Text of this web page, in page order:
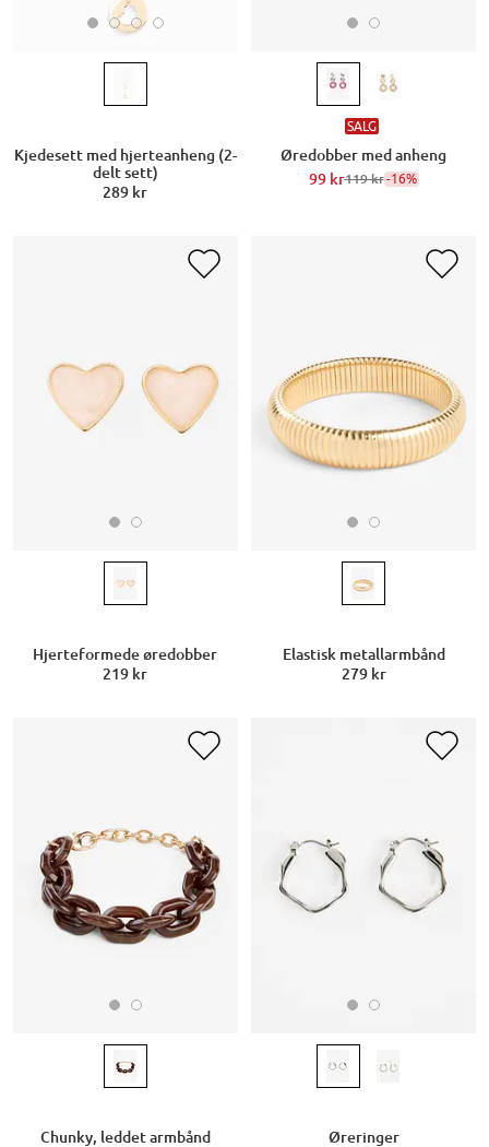
Kjedesett med hjerteanheng (2-
delt sett)
289 kr
SALG
Øredobber med anheng
99 kr119 kr-16%
Hjerteformede øredobber
219 kr
Elastisk metallarmbånd
279 kr
Chunky, leddet armbånd
Øreringer